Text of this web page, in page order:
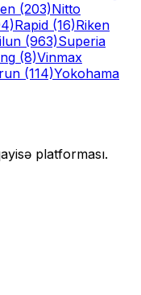
(203)Nitto
Rapid (16)Riken
(963)Superia
(8)Vinmax
(114)Yokohama
platforması.